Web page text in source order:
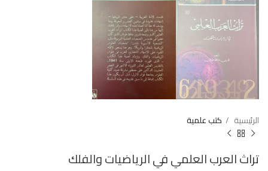
الرئيسية كتب علمية
تراث العرب العلمي في الرياضيات والفلك